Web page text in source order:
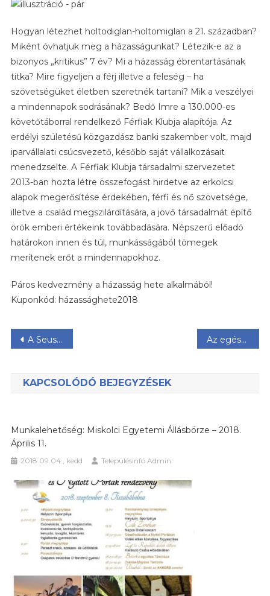
–
Szily
Nóra
És
Bedő
Imre
Miskolcon
MÜHA-
Ban
Hogyan létezhet holtodiglan-holtomiglan a 21. században?
Miként óvhatjuk meg a házasságunkat? Létezik-e az a
bizonyos „kritikus” 7 év? Mi a házasság ébrentartásának
titka? Mire figyeljen a férj illetve a feleség – ha
szövetségüket életben szeretnék tartani? Mik a veszélyei
a mindennapok sodrásának? Bedő Imre a 130.000-es
követőtáborral rendelkező Férfiak Klubja alapítója. Az
erdélyi születésű közgazdász banki szakember volt, majd
iparvállalati csúcsvezető, később saját vállalkozásait
menedzselte. A Férfiak Klubja társadalmi szervezetet
2013-ban hozta létre összefogást hirdetve az erkölcsi
alapok megerősítése érdekében, férfi és nő szövetsége,
illetve a család megszilárdítására, a jövő társadalmát építő
örök emberi értékeink továbbadására. Népszerű előadó
határokon innen és túl, munkásságából tömegek
merítenek erőt a mindennapokhoz.
Páros kedvezmény a házasság hete alkalmából!
Kuponkód: házassághete2018
Bejegyzés
A Seuso-kincs Miskolcon (2018.02.27-03.18) Az egészség tanulható – XIV. Bogácsi egészségnapok
KAPCSOLÓDÓ BEJEGYZÉSEK
Munkalehetőség: Miskolci Egyetemi Állásbörze – 2018.
Április 11.
2018.09.04., kedd Településinfó Admin